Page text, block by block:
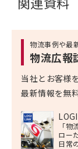
物流事例や最
物流広報
当社とお客様
最新情報を無
「物
ロー
日常